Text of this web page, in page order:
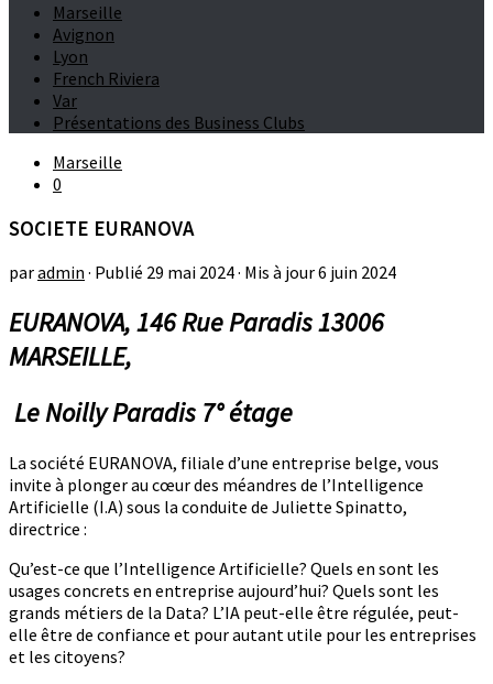
Marseille
Avignon
Lyon
French Riviera
Var
Présentations des Business Clubs
Marseille
0
SOCIETE EURANOVA
paradmin · Publié 29 mai 2024· Mis à jour6 juin 2024
EURANOVA, 146 Rue Paradis 13006
MARSEILLE,
Le Noilly Paradis 7° étage
La société EURANOVA, filiale d’une entreprise belge, vous
invite à plonger au cœur des méandres de l’Intelligence
Artificielle (I.A) sous la conduite de Juliette Spinatto,
directrice :
Qu’est-ce que l’Intelligence Artificielle? Quels en sont les
usages concrets en entreprise aujourd’hui? Quels sont les
grands métiers de la Data? L’IA peut-elle être régulée, peut-
elle être de confiance et pour autant utile pour les entreprises
et les citoyens?